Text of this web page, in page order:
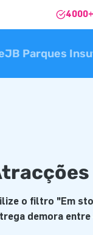
4000+
JB Parques
o filtro "Em
demora entre